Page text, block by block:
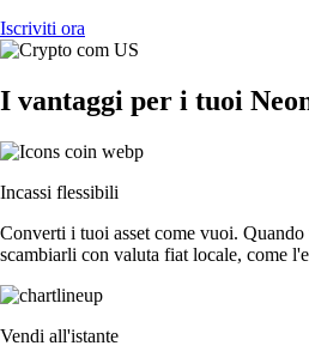
Iscriviti ora
I vantaggi per i tuoi
Incassi flessibili
Converti i tuoi asset come vuoi.
scambiarli con valuta fiat locale, come
Vendi all'istante